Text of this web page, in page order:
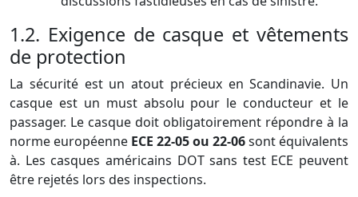
1.2. Exigence de casque et vêtements
de protection
La sécurité est un atout précieux en Scandinavie. Un
casque est un must absolu pour le conducteur et le
passager. Le casque doit obligatoirement répondre à la
norme européenne ECE 22-05 ou 22-06sont équivalents
à. Les casques américains DOT sans test ECE peuvent
être rejetés lors des inspections.